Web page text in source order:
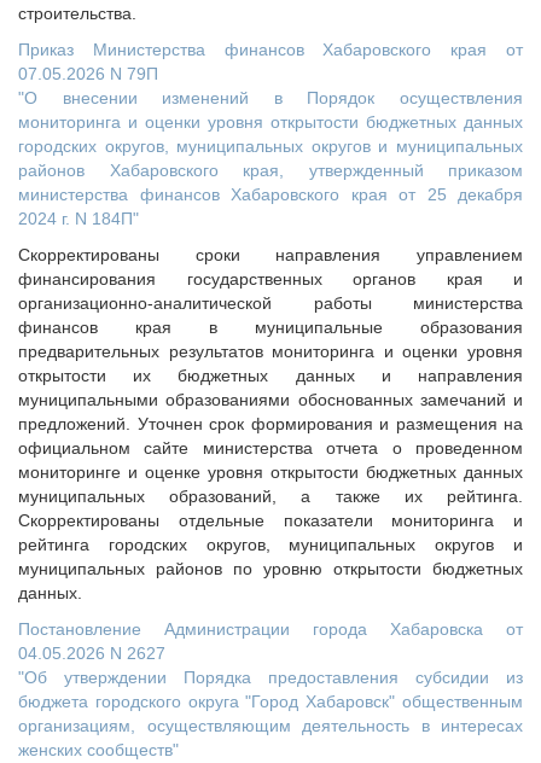
строительства.
Приказ Министерства финансов Хабаровского края от
07.05.2026 N 79П
"О внесении изменений в Порядок осуществления
мониторинга и оценки уровня открытости бюджетных данных
городских округов, муниципальных округов и муниципальных
районов Хабаровского края, утвержденный приказом
министерства финансов Хабаровского края от 25 декабря
2024 г. N 184П"
Скорректированы сроки направления управлением
финансирования государственных органов края и
организационно-аналитической работы министерства
финансов края в муниципальные образования
предварительных результатов мониторинга и оценки уровня
открытости их бюджетных данных и направления
муниципальными образованиями обоснованных замечаний и
предложений. Уточнен срок формирования и размещения на
официальном сайте министерства отчета о проведенном
мониторинге и оценке уровня открытости бюджетных данных
муниципальных образований, а также их рейтинга.
Скорректированы отдельные показатели мониторинга и
рейтинга городских округов, муниципальных округов и
муниципальных районов по уровню открытости бюджетных
данных.
Постановление Администрации города Хабаровска от
04.05.2026 N 2627
"Об утверждении Порядка предоставления субсидии из
бюджета городского округа "Город Хабаровск" общественным
организациям, осуществляющим деятельность в интересах
женских сообществ"